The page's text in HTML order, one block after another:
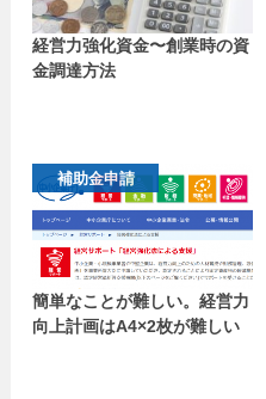
経営力強化資金〜創業時の資
金調達方法
補助金申請
簡単なことが難しい。経営力
向上計画はA4×2枚が難しい